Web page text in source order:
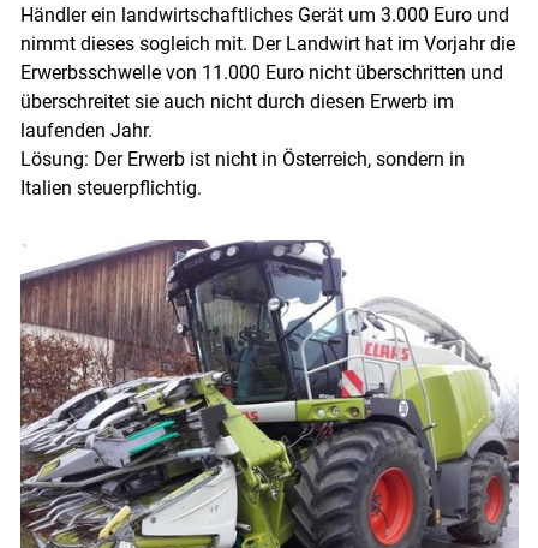
Skip to main content
Händler ein landwirtschaftliches Gerät um 3.000 Euro und
nimmt dieses sogleich mit. Der Landwirt hat im Vorjahr die
Erwerbsschwelle von 11.000 Euro nicht überschritten und
überschreitet sie auch nicht durch diesen Erwerb im
laufenden Jahr.
Lösung: Der Erwerb ist nicht in Österreich, sondern in
Italien steuerpflichtig.